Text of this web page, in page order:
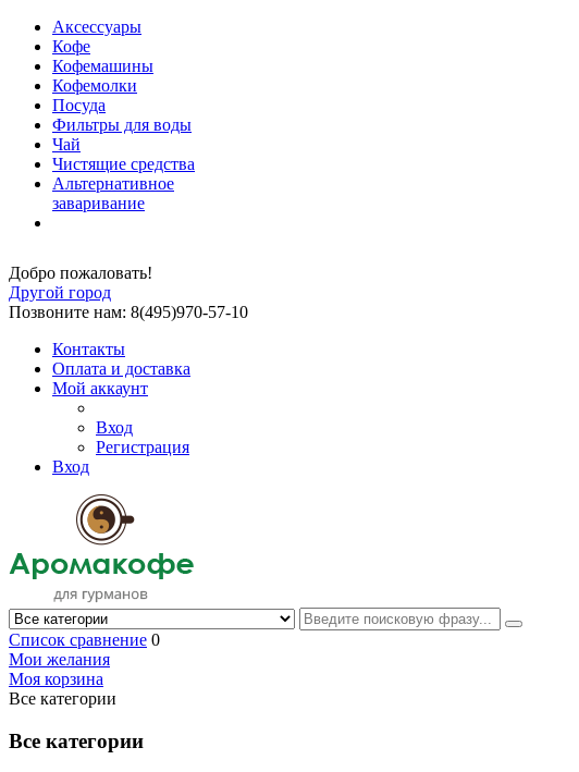
Аксессуары
Кофе
Кофемашины
Кофемолки
Посуда
Фильтры для воды
Чай
Чистящие средства
Альтернативное
заваривание
Добро пожаловать!
Другой город
Позвоните нам: 8(495)970-57-10
Контакты
Оплата и доставка
Мой аккаунт
Вход
Регистрация
Вход
Список сравнение 0
Мои желания
Моя корзина
Все категории
Все категории